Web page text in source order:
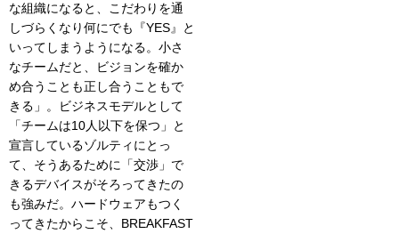
な組織になると、こだわりを通
しづらくなり何にでも『YES』と
いってしまうようになる。小さ
なチームだと、ビジョンを確か
め合うことも正し合うこともで
きる」。ビジネスモデルとして
「チームは10人以下を保つ」と
宣言しているゾルティにとっ
て、そうあるために「交渉」で
きるデバイスがそろってきたの
も強みだ。ハードウェアもつく
ってきたからこそ、BREAKFAST